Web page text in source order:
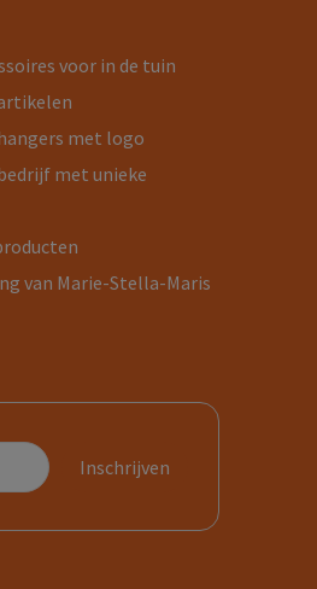
voor in de tuin
met logo
met unieke
van Marie-Stella-Maris